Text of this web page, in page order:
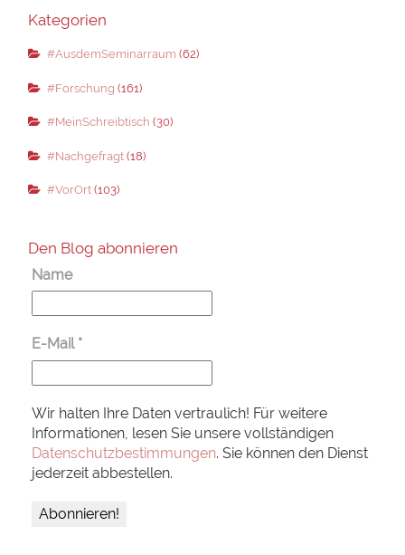
Kategorien
#AusdemSeminarraum (62)
#Forschung (161)
#MeinSchreibtisch (30)
#Nachgefragt(18)
#VorOrt(103)
Den Blog abonnieren
Name
E-Mail *
Wir halten Ihre Daten vertraulich! Für weitere
Informationen, lesen Sie unsere vollständigen
Datenschutzbestimmungen. Sie können den Dienst
jederzeit abbestellen.